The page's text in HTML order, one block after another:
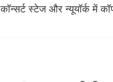
कॉन्सर्ट स्टेज और न्यूयॉर्क में